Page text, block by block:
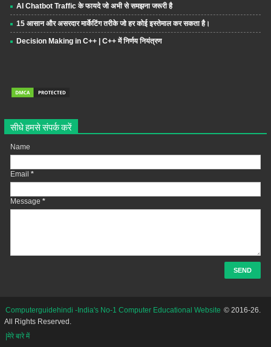
AI Chatbot Traffic के फायदे जो अभी से समझना जरूरी है
15 आसान और असरदार मार्केटिंग तरीके जो हर कोई इस्तेमाल कर सकता है।
Decision Making in C++ | C++ में निर्णय नियंत्रण
सीधे हमसे संपर्क करें
Name
Email *
Message *
Computerguidehindi -India's No-1 Computer Educational Website © 2016-26.
All Rights Reserved.
|मेरे बारे में